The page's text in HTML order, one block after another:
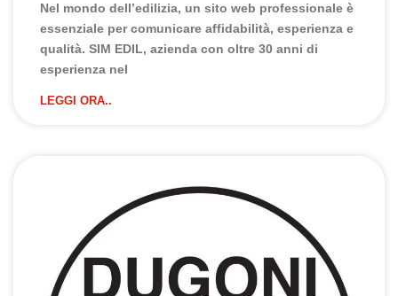
Nel mondo dell’edilizia, un sito web professionale è
essenziale per comunicare affidabilità, esperienza e
qualità. SIM EDIL, azienda con oltre 30 anni di
esperienza nel
LEGGI ORA..